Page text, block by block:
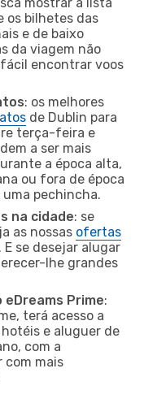
os bilhetes das
e de baixo
da viagem não
encontrar voos
: os melhores
de Dublin para
terça-feira e
a ser mais
a época alta,
ou fora de época
pechincha.
na cidade: se
as nossas ofertas
E se desejar alugar
lhe grandes
Prime:
terá acesso a
e aluguer de
com a
com mais